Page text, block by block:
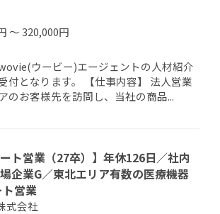
～ 320,000円
ウービー)エージェントの人材紹介
付となります。 【仕事内容】 法人営業
のお客様先を訪問し、当社の商品...
ート営業（27卒）】年休126日／社内
企業G／東北エリア有数の医療機器
営業
式会社